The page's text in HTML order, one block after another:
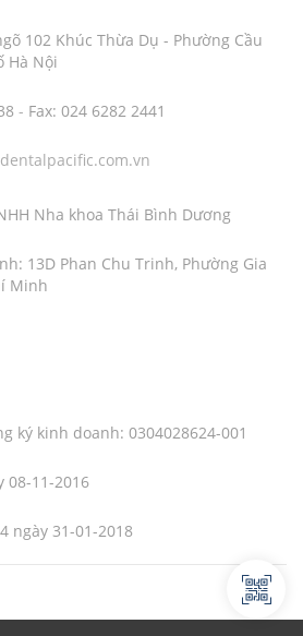
102 Khúc Thừa Dụ - Phường Cầu
Hà Nội
- Fax: 024 6282 2441
Nha khoa Thái Bình Dương
13D Phan Chu Trinh, Phường Gia
Minh
ký kinh doanh: 0304028624-001
08-11-2016
ngày 31-01-2018